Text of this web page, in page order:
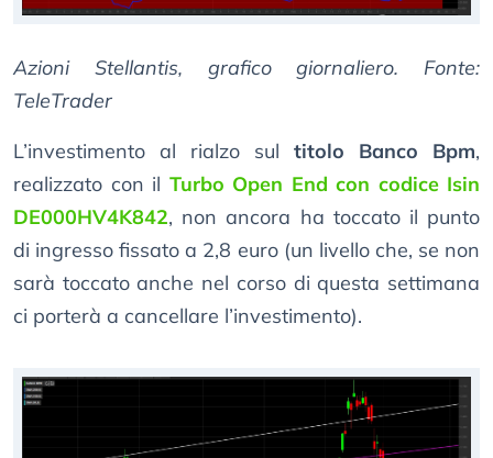
Azioni Stellantis, grafico giornaliero. Fonte:
TeleTrader
L’investimento al rialzo sul titolo Banco Bpm,
realizzato con il Turbo Open End con codice Isin
DE000HV4K842, non ancora ha toccato il punto
di ingresso fissato a 2,8 euro (un livello che, se non
sarà toccato anche nel corso di questa settimana
ci porterà a cancellare l’investimento).